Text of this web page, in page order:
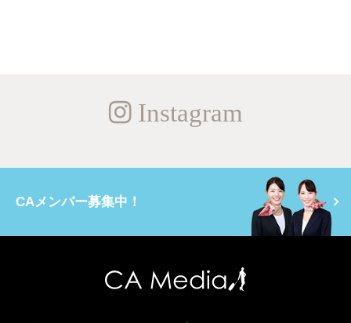
Instagram
CAメンバー募集中！